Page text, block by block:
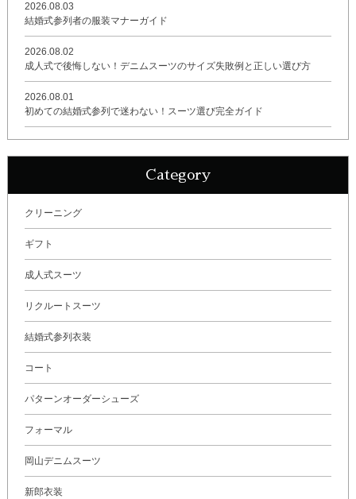
2026.08.03
結婚式参列者の服装マナーガイド
2026.08.02
成人式で後悔しない！デニムスーツのサイズ失敗例と正しい選び方
2026.08.01
初めての結婚式参列で迷わない！スーツ選び完全ガイド
Category
クリーニング
ギフト
成人式スーツ
リクルートスーツ
結婚式参列衣装
コート
パターンオーダーシューズ
フォーマル
岡山デニムスーツ
新郎衣装